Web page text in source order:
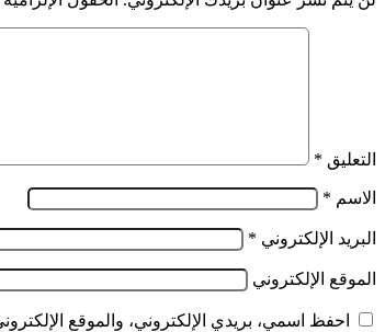
التعليق *
الاسم *
البريد الإلكتروني *
الموقع الإلكتروني
احفظ اسمي، بريدي الإلكتروني، والموقع